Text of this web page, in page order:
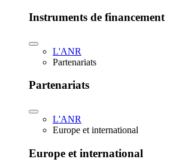
Instruments de financement
L'ANR
Partenariats
Partenariats
L'ANR
Europe et international
Europe et international